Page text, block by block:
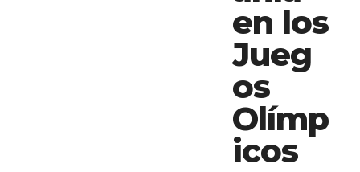
en los
Jueg
os
Olímp
icos